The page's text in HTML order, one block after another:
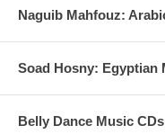
Belly Dance Music CDs